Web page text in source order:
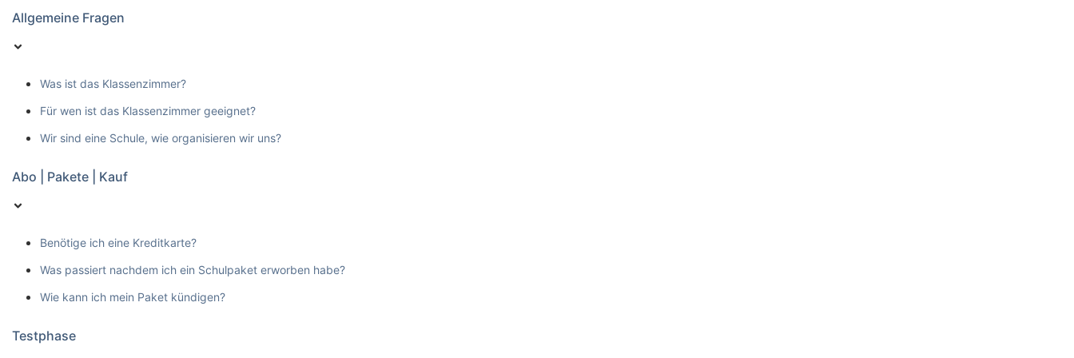
Allgemeine Fragen
Was ist das Klassenzimmer?
Für wen ist das Klassenzimmer geeignet?
Wir sind eine Schule, wie organisieren wir uns?
Abo | Pakete | Kauf
Benötige ich eine Kreditkarte?
Was passiert nachdem ich ein Schulpaket erworben habe?
Wie kann ich mein Paket kündigen?
Testphase